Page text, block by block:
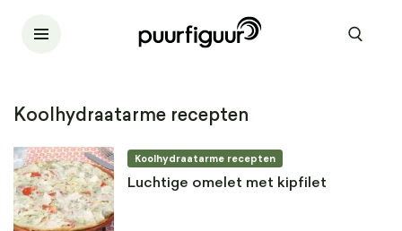
Koolhydraatarme recepten
Koolhydraatarme recepten
Luchtige omelet met kipfilet